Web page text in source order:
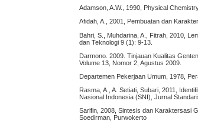
Adamson, A.W., 1990, Physical
Afidah, A., 2001, Pembuatan dan
Bahri, S., Muhdarina, A., Fitrah, 2010,
dan Teknologi 9 (1): 9-13.
Darmono. 2009. Tinjauan Kualitas
Volume 13, Nomor 2, Agustus 2009.
Departemen Pekerjaan Umum, 1978,
Rasma, A., A. Setiati, Subari, 2011,
Nasional Indonesia (SNI), Jurnal
Sarifin, 2008, Sintesis dan Karaktersasi
Soedirman, Purwokerto